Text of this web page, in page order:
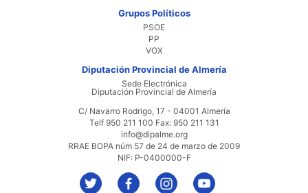
Grupos Políticos
PSOE
PP
VOX
Diputación Provincial de Almería
Sede Electrónica
Diputación Provincial de Almería
C/ Navarro Rodrigo, 17 - 04001 Almería
Telf 950 211 100 Fax: 950 211 131
info@dipalme.org
RRAE BOPA núm 57 de 24 de marzo de 2009
NIF: P-0400000-F